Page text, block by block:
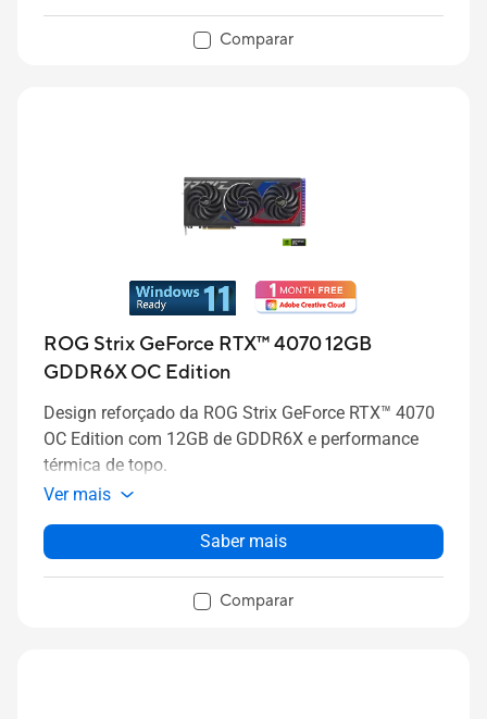
Comparar
ROG Strix GeForce RTX™ 4070 12GB
GDDR6X OC Edition
Design reforçado da ROG Strix GeForce RTX™ 4070
OC Edition com 12GB de GDDR6X e performance
térmica de topo.
Ver mais
Saber mais
Comparar